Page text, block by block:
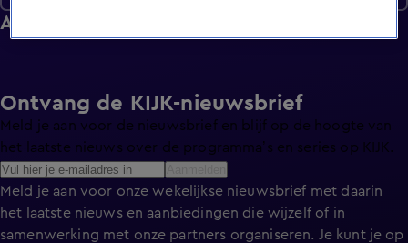
Afleveringen
Ontvang de KIJK-nieuwsbrief
Meld je aan voor de nieuwsbrief en blijf op de hoogte van
het laatste nieuws over de programma’s en series op KIJK.
Meld je aan voor onze wekelijkse nieuwsbrief met daarin
het laatste nieuws en aanbiedingen die wijzelf of in
samenwerking met onze partners organiseren. Je kunt je op